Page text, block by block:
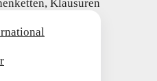
Klausuren